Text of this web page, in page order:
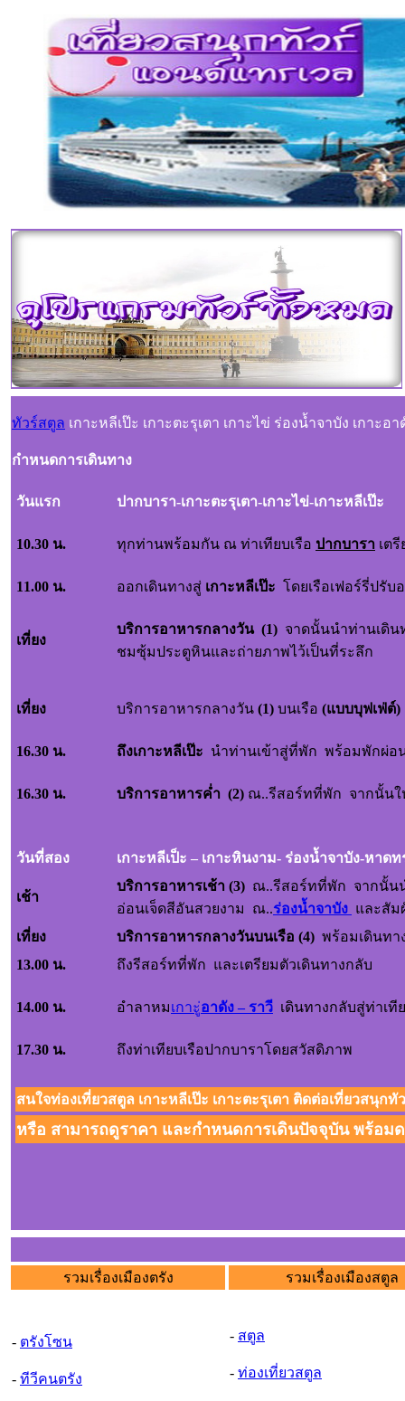
ทัวร์สตูล เกาะหลีเป๊ะ เกาะตะรุเตา เกาะไข่ ร่องน้ำจาบัง เกาะอ
กำหนดการเดินทาง
วันแรก ปากบารา-เกาะตะรุเตา-เกาะไข่-เกาะหลีเป๊ะ
10.30 น. ทุกท่านพร้อมกัน ณ ท่าเทียบเรือ ปากบารา เต
11.00 น. ออกเดินทางสู่ เกาะหลีเป๊ะ โดยเรือเฟอร์รี่ปรั
เที่ยง
บริการอาหารกลางวัน(1) จาดนั้นนำท่านเดิ
ชมซุ้มประตูหินและถ่ายภาพไว้เป็นที่ระลึก
เที่ยง บริการอาหารกลางวัน (1) บนเรือ (แบบบุฟเฟ่ต์)
16.30 น. ถึงเกาะหลีเป๊ะ นำท่านเข้าสู่ที่พัก พร้อมพักผ่อ
16.30 น. บริการอาหารค่ำ (2) ณ..รีสอร์ทที่พัก จากนั้นใ
วันที่สอง เกาะหลีเป็ะ – เกาะหินงาม- ร่องน้ำจาบัง-หา
เช้า
บริการอาหารเช้า (3) ณ..รีสอร์ทที่พัก จากนั้น
อ่อนเจ็ดสีอันสวยงาม ณ..ร่องน้ำจาบัง และสัม
เที่ยง
บริการอาหารกลางวันบนเรือ (4) พร้อมเดินท
13.00 น.
ถึงรีสอร์ทที่พัก และเตรียมตัวเดินทางกลับ
14.00 น. อำลาหมเกาะู่อาดัง – ราว เดินทางกลับสู่ท่าเที
17.30 น. ถึงท่าเทียบเรือปากบาราโดยสวัสดิภาพ
สนใจท่องเที่ยวสตูล เกาะหลีเป๊ะ เกาะตะรุเตา ติดต่อเที่ยวสนุกทั
หรือ สามารถดูราคา และกำหนดการเดินปัจจุบัน พร้อม
รวมเรื่องเมืองตรัง รวมเรื่องเมืองสตูล
- ตรังโซน
- ทีวีคนตรัง
- สตูล
- ท่องเที่ยวสตูล